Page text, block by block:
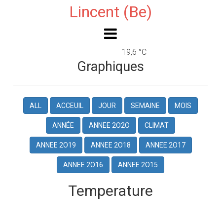
Lincent (Be)
19,6 °C
Graphiques
ALL ACCEUIL JOUR SEMAINE MOIS
ANNÉE ANNEE 2O2O CLIMAT
ANNEE 2O19 ANNEE 2O18 ANNEE 2O17
ANNEE 2O16 ANNEE 2O15
Temperature